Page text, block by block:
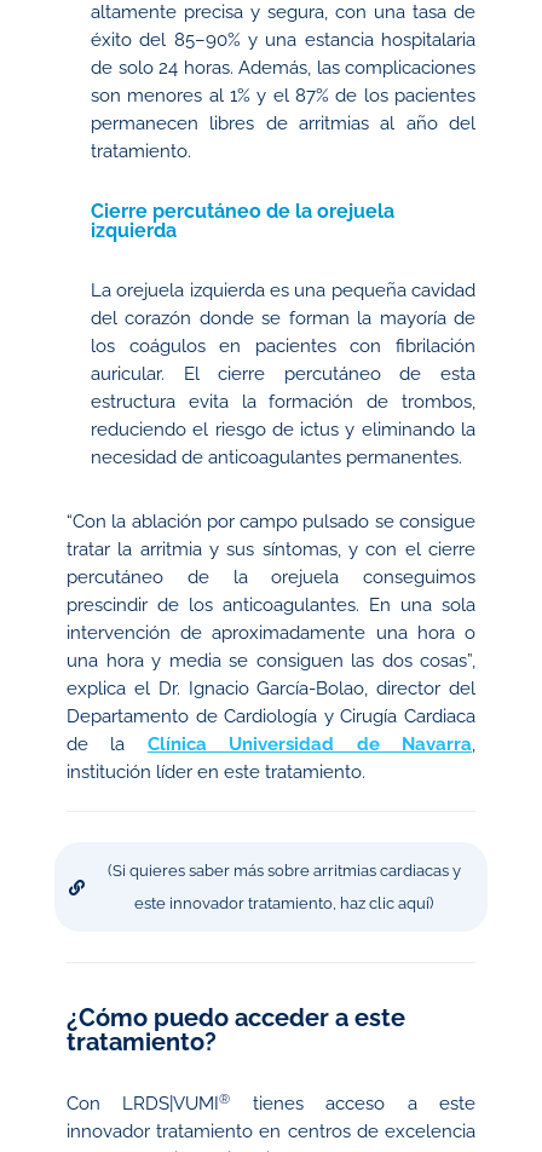
altamente precisa y segura, con una tasa de
éxito del 85–90% y una estancia hospitalaria
de solo 24 horas. Además, las complicaciones
son menores al 1% y el 87% de los pacientes
permanecen libres de arritmias al año del
tratamiento.
Cierre percutáneo de la orejuela
izquierda
La orejuela izquierda es una pequeña cavidad
del corazón donde se forman la mayoría de
los coágulos en pacientes con fibrilación
auricular. El cierre percutáneo de esta
estructura evita la formación de trombos,
reduciendo el riesgo de ictus y eliminando la
necesidad de anticoagulantes permanentes.
“Con la ablación por campo pulsado se consigue
tratar la arritmia y sus síntomas, y con el cierre
percutáneo de la orejuela conseguimos
prescindir de los anticoagulantes. En una sola
intervención de aproximadamente una hora o
una hora y media se consiguen las dos cosas”,
explica el Dr. Ignacio García-Bolao, director del
Departamento de Cardiología y Cirugía Cardiaca
de la Clínica Universidad de Navarra,
institución líder en este tratamiento.
(Si quieres saber más sobre arritmias cardiacas y
este innovador tratamiento, haz clic aquí)
¿Cómo puedo acceder a este
tratamiento?
Con LRDS|VUMI®
tienes acceso a este
innovador tratamiento en centros de excelencia